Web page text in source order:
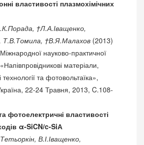
властивості плазмохімічних
†Л.А.Іващенко,
Т.В.Томила, †В.Я.Малахов (2013)
науково-практичної
матеріали,
та фотовольтаїка»,
22-24 Травня, 2013, C.108-
фотоелектричні властивості
α-SiCN/c-SiА
В.І.Іващенко,